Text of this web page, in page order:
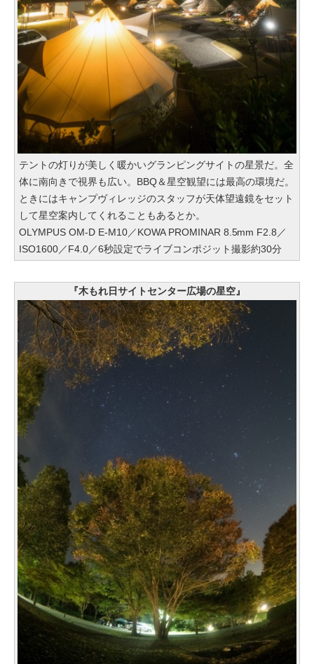
テントの灯りが美しく暖かいグランピングサイトの星景だ。全
体に南向きで視界も広い。BBQ＆星空観望には最高の環境だ。
ときにはキャンプヴィレッジのスタッフが天体望遠鏡をセット
して星空案内してくれることもあるとか。
OLYMPUS OM-D E-M10／KOWA PROMINAR 8.5mm F2.8／
ISO1600／F4.0／6秒設定でライブコンポジット撮影約30分
『木もれ日サイトセンター広場の星空』